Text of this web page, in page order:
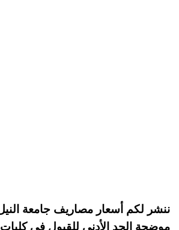
موضحة الحد الأدنى للقبول في كليات